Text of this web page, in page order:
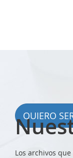
QUIERO
Los archivos